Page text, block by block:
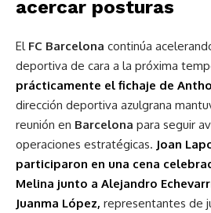
acercar posturas
El FC Barcelona continúa
deportiva de cara a la próxima
prácticamente el fichaje de
dirección deportiva azulgrana
reunión en Barcelona para seguir
operaciones estratégicas. Joan
participaron en una cena
Melina junto a Alejandro
Juanma López, representantes de